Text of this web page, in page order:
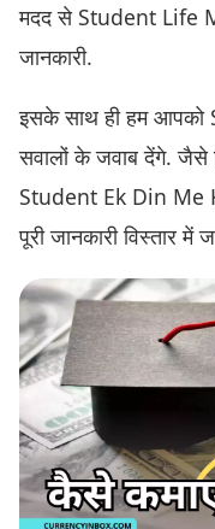
मदद से Student Life
जानकारी.
इसके साथ ही हम
सवालों के जवाब देंगे.
Student Ek Din Me
पूरी जानकारी विस्तार में